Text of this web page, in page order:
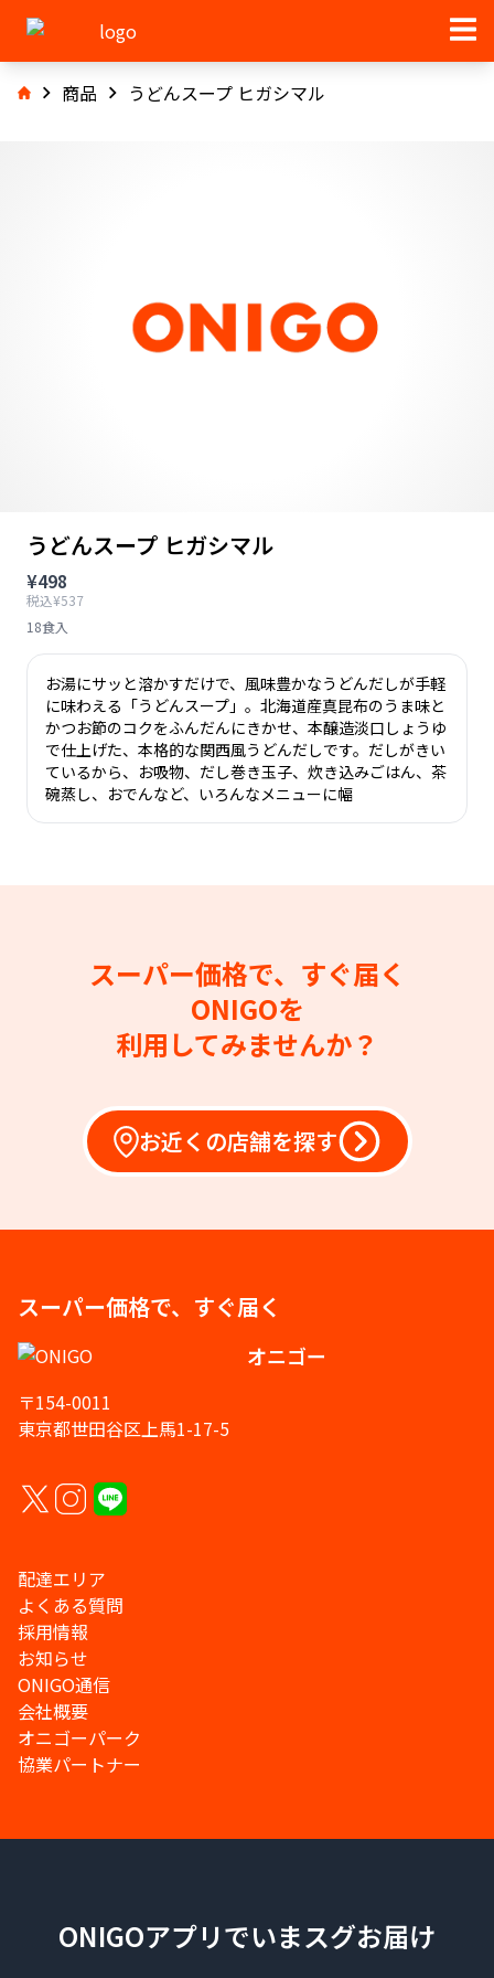
商品 うどんスープ ヒガシマル
うどんスープ ヒガシマル
¥498
税込¥537
18食入
お湯にサッと溶かすだけで、風味豊かなうどんだしが手軽
に味わえる「うどんスープ」。北海道産真昆布のうま味と
かつお節のコクをふんだんにきかせ、本醸造淡口しょうゆ
で仕上げた、本格的な関西風うどんだしです。だしがきい
ているから、お吸物、だし巻き玉子、炊き込みごはん、茶
碗蒸し、おでんなど、いろんなメニューに幅
スーパー価格で、すぐ届く
ONIGOを
利用してみませんか？
お近くの店舗を探す
スーパー価格で、すぐ届く
オニゴー
〒154-0011
東京都世田谷区上馬1-17-5
配達エリア
よくある質問
採用情報
お知らせ
ONIGO通信
会社概要
オニゴーパーク
協業パートナー
ONIGOアプリでいまスグお届け